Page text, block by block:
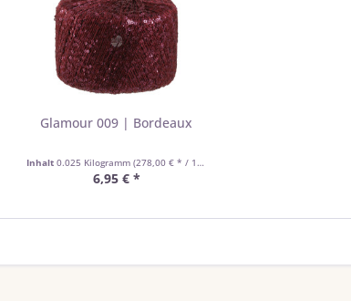
Glamour 009 | Bordeaux
Inhalt 0.025 Kilogramm (278,00 € * / 1 Kilogramm)
6,95 € *